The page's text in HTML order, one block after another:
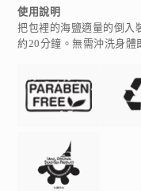
使用說明
把包裡的海鹽適量的倒入
約20分鐘。無需沖洗身體